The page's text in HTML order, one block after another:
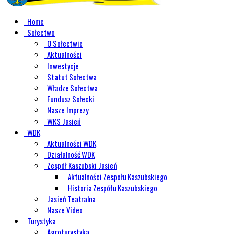
Home
Sołectwo
O Sołectwie
Aktualności
Inwestycje
Statut Sołectwa
Władze Sołectwa
Fundusz Sołecki
Nasze Imprezy
WKS Jasień
WDK
Aktualności WDK
Działalność WDK
Zespół Kaszubski Jasień
Aktualności Zespołu Kaszubskiego
Historia Zespółu Kaszubskiego
Jasień Teatralna
Nasze Video
Turystyka